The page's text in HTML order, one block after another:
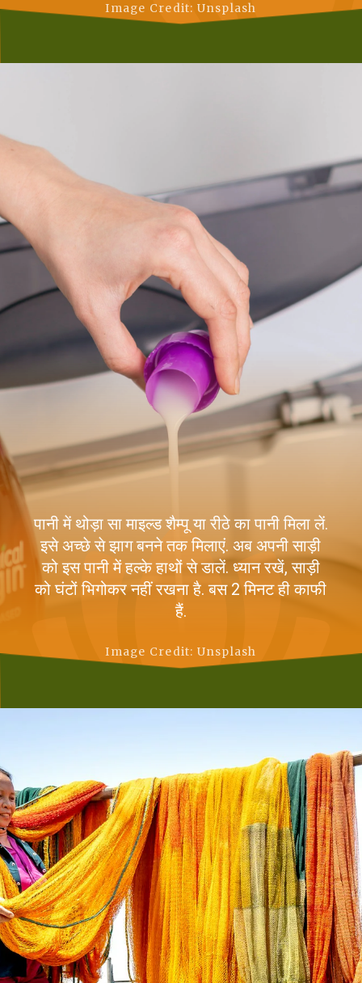
Image Credit: Unsplash
पानी में थोड़ा सा माइल्ड शैम्पू या रीठे का पानी मिला लें.
इसे अच्छे से झाग बनने तक मिलाएं. अब अपनी साड़ी
को इस पानी में हल्के हाथों से डालें. ध्यान रखें, साड़ी
को घंटों भिगोकर नहीं रखना है. बस 2 मिनट ही काफी
हैं.
Image Credit: Unsplash